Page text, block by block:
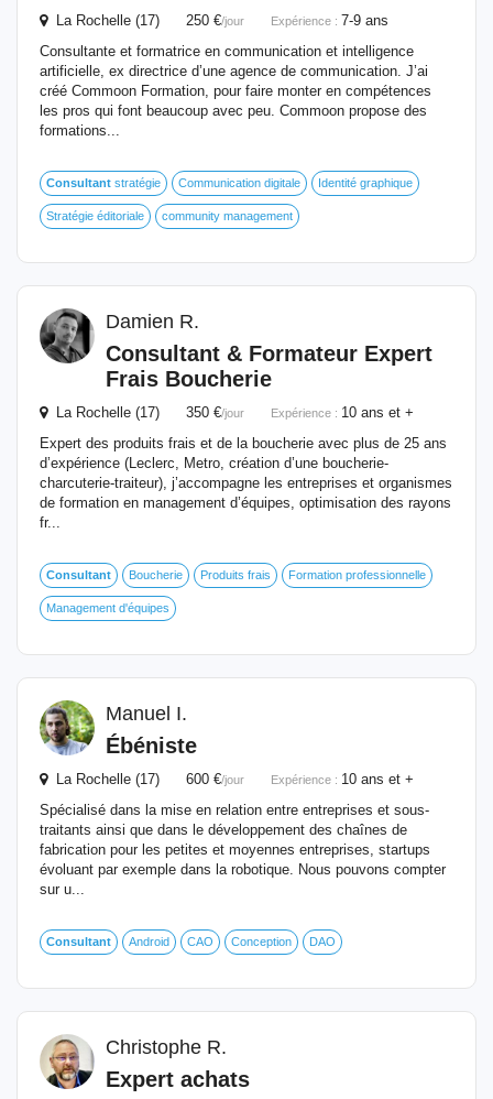
La Rochelle (17) 250 €/jour Expérience : 7-9 ans
Consultante et formatrice en communication et intelligence
artificielle, ex directrice d’une agence de communication. J’ai
créé Commoon Formation, pour faire monter en compétences
les pros qui font beaucoup avec peu. Commoon propose des
formations...
Consultant stratégie Communication digitale Identité graphique
Stratégie éditoriale community management
Damien R.
Consultant & Formateur Expert
Frais Boucherie
La Rochelle (17) 350 €/jour Expérience : 10 ans et +
Expert des produits frais et de la boucherie avec plus de 25 ans
d’expérience (Leclerc, Metro, création d’une boucherie-
charcuterie-traiteur), j’accompagne les entreprises et organismes
de formation en management d’équipes, optimisation des rayons
fr...
Consultant Boucherie Produits frais Formation professionnelle
Management d'équipes
Manuel I.
Ébéniste
La Rochelle (17) 600 €/jour Expérience : 10 ans et +
Spécialisé dans la mise en relation entre entreprises et sous-
traitants ainsi que dans le développement des chaînes de
fabrication pour les petites et moyennes entreprises, startups
évoluant par exemple dans la robotique. Nous pouvons compter
sur u...
Consultant Android CAO Conception DAO
Christophe R.
Expert achats